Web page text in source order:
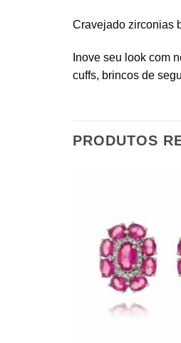
Cravejado zirconias
Inove seu look com
cuffs, brincos de
PRODUTOS